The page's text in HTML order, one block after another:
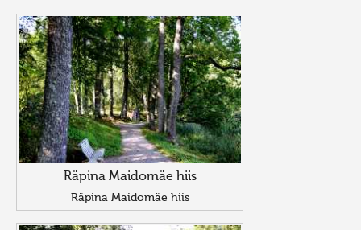
Räpina Maidomäe hiis
Räpina Maidomäe hiis